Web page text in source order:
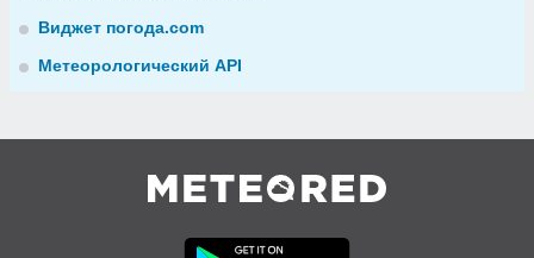
Виджет погода.com
Метеорологический API